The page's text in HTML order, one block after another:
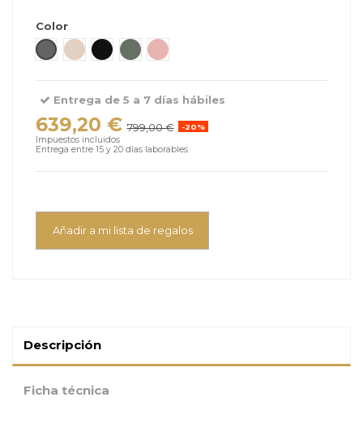
Color
Gris Melange
Desert Taupe
Heritage black
Forest Green
Dusty Pink
Entrega de 5 a 7 días hábiles
639,20 € 799,00 € -20%
Impuestos incluidos
Entrega entre 15 y 20 días laborables
Añadir a mi lista de regalos
Descripción
Ficha técnica